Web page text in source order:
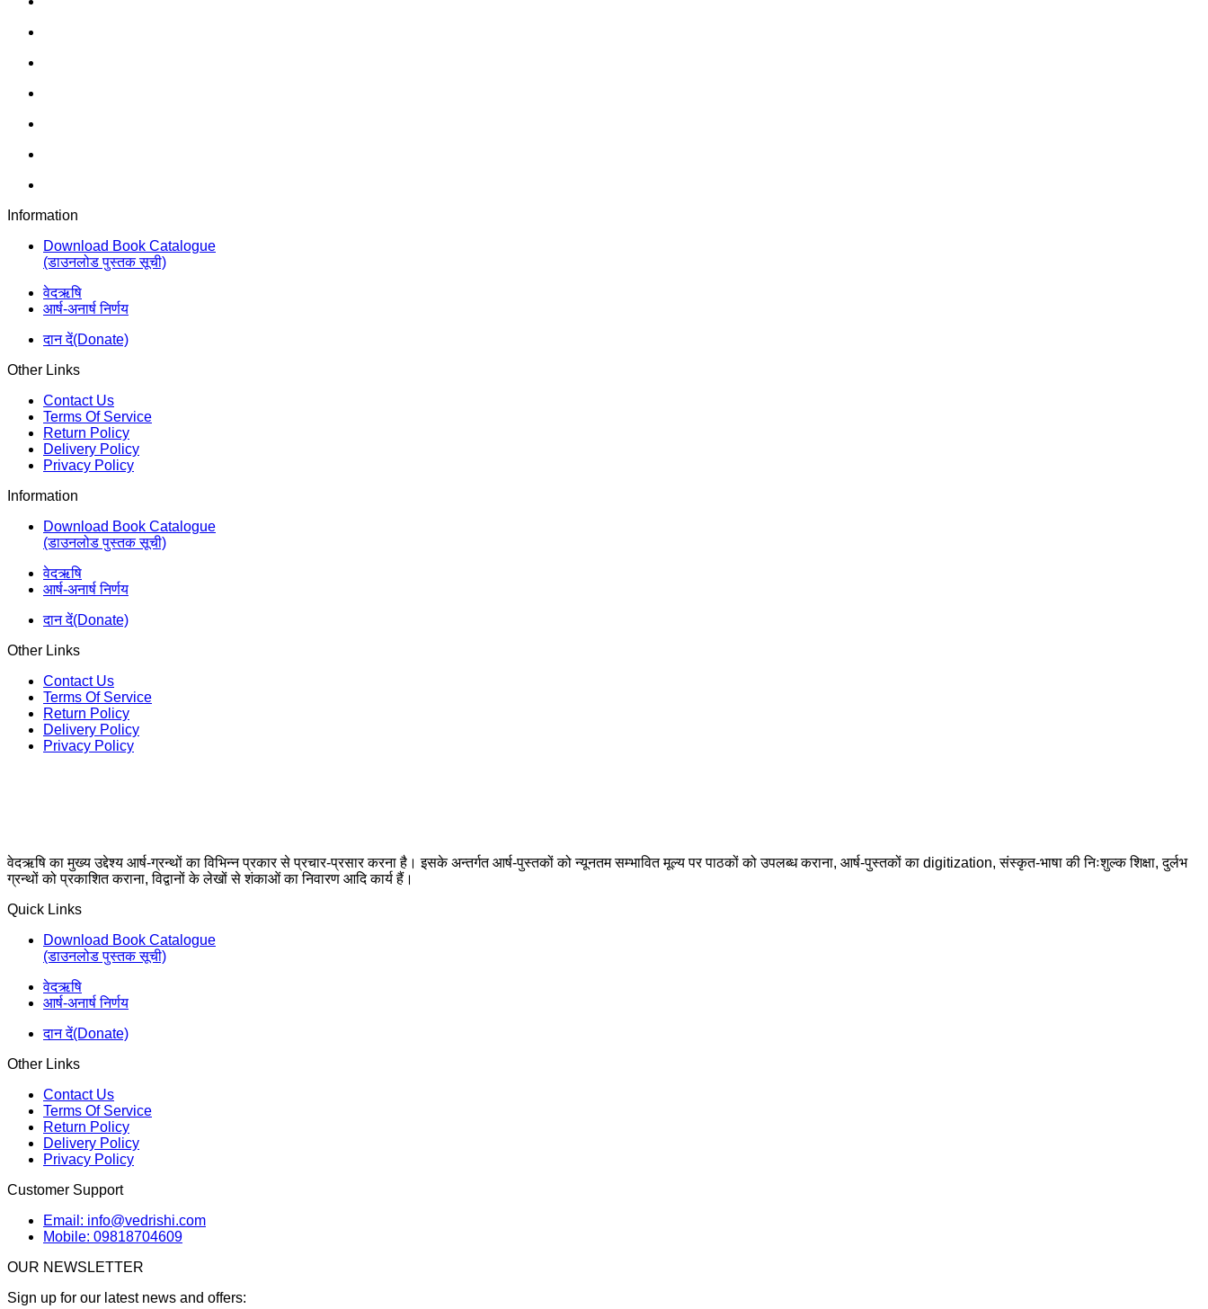
Information
Download Book Catalogue
(डाउनलोड पुस्तक सूची)
वेदऋषि
आर्ष-अनार्ष निर्णय
दान दें(Donate)
Other Links
Contact Us
Terms Of Service
Return Policy
Delivery Policy
Privacy Policy
Information
Download Book Catalogue
(डाउनलोड पुस्तक सूची)
वेदऋषि
आर्ष-अनार्ष निर्णय
दान दें(Donate)
Other Links
Contact Us
Terms Of Service
Return Policy
Delivery Policy
Privacy Policy
वेदऋषि का मुख्य उद्देश्य आर्ष-ग्रन्थों का विभिन्न प्रकार से प्रचार-प्रसार करना है। इसके अन्तर्गत आर्ष-पुस्तकों को न्यूनतम सम्भावित मूल्य पर पाठकों को उपलब्ध कराना, आर्ष-पुस्तकों का digitization, संस्कृत-भाषा की निःशुल्क शिक्षा, दुर्लभ
ग्रन्थों को प्रकाशित कराना, विद्वानों के लेखों से शंकाओं का निवारण आदि कार्य हैं।
Quick Links
Download Book Catalogue
(डाउनलोड पुस्तक सूची)
वेदऋषि
आर्ष-अनार्ष निर्णय
दान दें(Donate)
Other Links
Contact Us
Terms Of Service
Return Policy
Delivery Policy
Privacy Policy
Customer Support
Email: info@vedrishi.com
Mobile: 09818704609
OUR NEWSLETTER
Sign up for our latest news and offers: